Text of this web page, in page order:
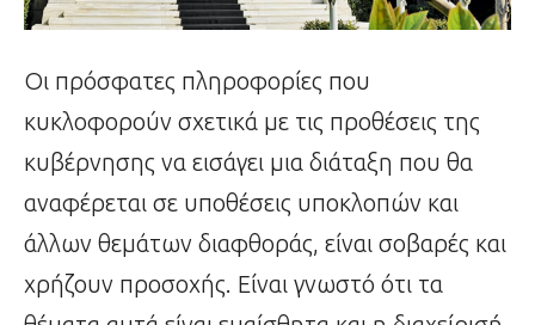
Οι πρόσφατες πληροφορίες που
κυκλοφορούν σχετικά με τις προθέσεις της
κυβέρνησης να εισάγει μια διάταξη που θα
αναφέρεται σε υποθέσεις υποκλοπών και
άλλων θεμάτων διαφθοράς, είναι σοβαρές και
χρήζουν προσοχής. Είναι γνωστό ότι τα